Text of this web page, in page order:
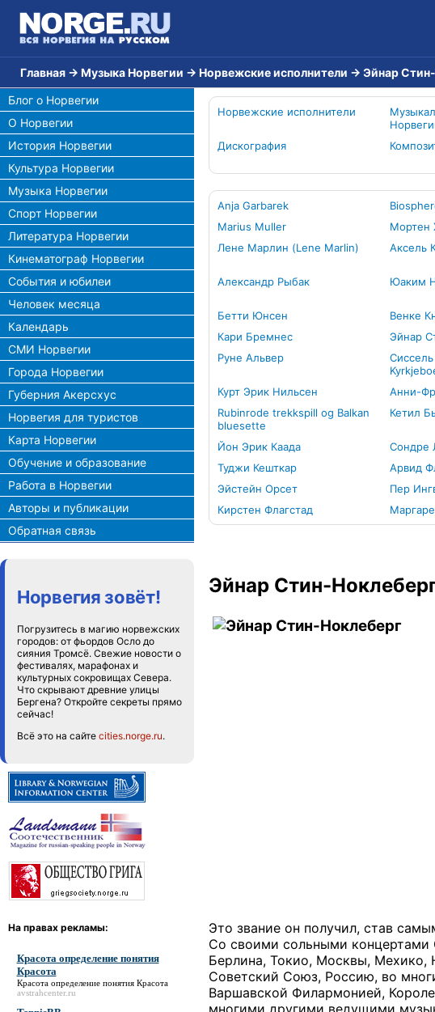
Главная → Музыка Норвегии → Норвежские исполнители → Эйнар
Блог о Норвегии
О Норвегии
История Норвегии
Культура Норвегии
Музыка Норвегии
Спорт Норвегии
Литература Норвегии
Кинематограф Норвегии
События и юбилеи
Человек месяца
Календарь
СМИ Норвегии
Города Норвегии
Губерния Акерсхус
Норвегия для туристов
Карта Норвегии
Обучение и образование
Работа в Норвегии
Авторы и публикации
Обратная связь
Норвегия зовёт!
Погрузитесь в магию норвежских
городов: от фьордов Осло до
сияния Тромсё. Свежие новости о
фестивалях, марафонах и
культурных сокровищах Севера.
Что скрывают древние улицы
Бергена? Откройте секреты прямо
сейчас!
Всё это на сайте cities.norge.ru.
На правах рекламы:
Красота определение понятия
Красота
Красота определение понятия Красота
avstrahcenter.ru
Норвежские исполнители
Дискография
Anja Garbarek
Marius Muller
Мортен
Лене Марлин (Lene Marlin)
Аксель
Александр Рыбак Юаким
Бетти Юнсен
Венке
Кари Бремнес
Эйнар
Руне Альвер
Курт Эрик Нильсен Анни-
Rubinrode trekkspill og Balkan
bluesette
Кетил
Йон Эрик Каада Сондре
Туджи Кешткар
Арвид
Эйстейн Орсет
Пер
Кирстен Флагстад
Эйнар Стин-
Это звание он получил, став
Со своими сольными концертами
Берлина, Токио, Москвы, Мехико,
Советский Союз, Россию, во
Варшавской Филармонией,